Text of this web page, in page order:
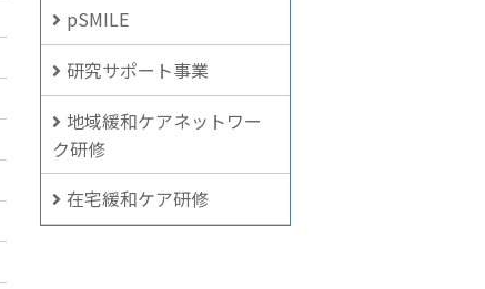
pSMILE
研究サポート事業
地域緩和ケアネットワー
ク研修
在宅緩和ケア研修